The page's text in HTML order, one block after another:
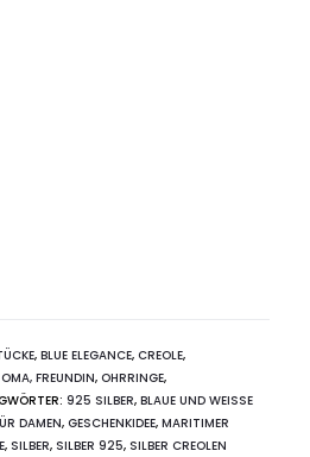
, BLUE ELEGANCE, CREOLE,
FREUNDIN, OHRRINGE,
925 SILBER, BLAUE UND WEISSE Z
DAMEN, GESCHENKIDEE, MARITIMER
, SILBER, SILBER 925, SILBER CREOLEN